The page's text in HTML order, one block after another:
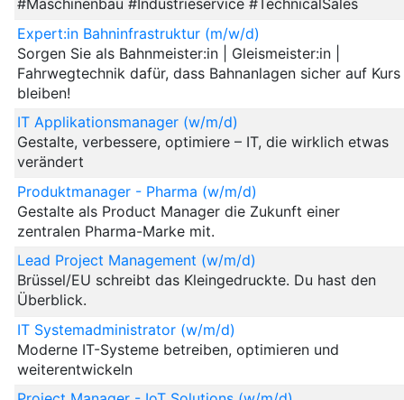
Expert:in Bahninfrastruktur (m/w/d)
Sorgen Sie als Bahnmeister:in | Gleismeister:in |
Fahrwegtechnik dafür, dass Bahnanlagen sicher auf Kurs
bleiben!
IT Applikationsmanager (w/m/d)
Gestalte, verbessere, optimiere – IT, die wirklich etwas
verändert
Produktmanager - Pharma (w/m/d)
Gestalte als Product Manager die Zukunft einer
zentralen Pharma-Marke mit.
Lead Project Management (w/m/d)
Brüssel/EU schreibt das Kleingedruckte. Du hast den
Überblick.
IT Systemadministrator (w/m/d)
Moderne IT-Systeme betreiben, optimieren und
weiterentwickeln